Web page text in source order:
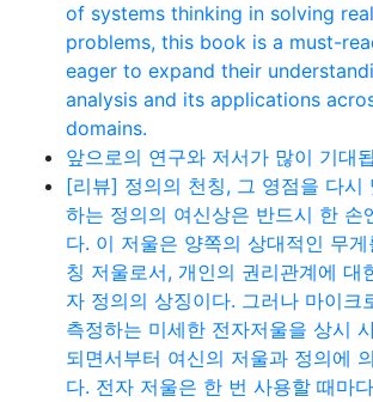
of systems thinking in solving
problems, this book is a must-
eager to expand their
analysis and its applications
domains.
앞으로의 연구와 저서가 많이 기대
[리뷰] 정의의 천칭, 그 영점을 다시
하는 정의의 여신상은 반드시 한 손
다. 이 저울은 양쪽의 상대적인 무
칭 저울로서, 개인의 권리관계에 대
자 정의의 상징이다. 그러나 마이크
측정하는 미세한 전자저울을 상시
되면서부터 여신의 저울과 정의에
다. 전자 저울은 한 번 사용할 때마